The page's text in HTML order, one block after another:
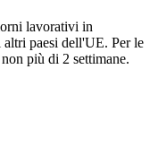
lavorativi in
paesi dell'UE. Per le
più di 2 settimane.